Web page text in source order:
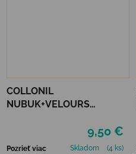
COLLONIL
NUBUK+VELOURS
9,50 €
Pozrieť viac Skladom (4 ks)